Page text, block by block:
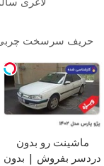
حریف سرسخت چربی
ماشینت رو بدون
دردسر بفروش | بدون